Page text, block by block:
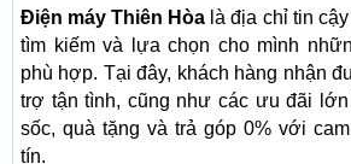
Điện máy Thiên Hòa là địa chỉ tin
tìm kiếm và lựa chọn cho mình
phù hợp. Tại đây, khách hàng nhận
trợ tận tình, cũng như các ưu đãi
sốc, quà tặng và trả góp 0% với
tín.